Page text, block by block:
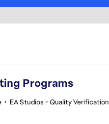
Programs
• EA Studios - Quality Verification